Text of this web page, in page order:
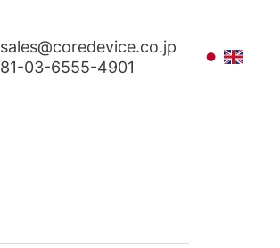
sales@coredevice.co.jp
81-03-6555-4901